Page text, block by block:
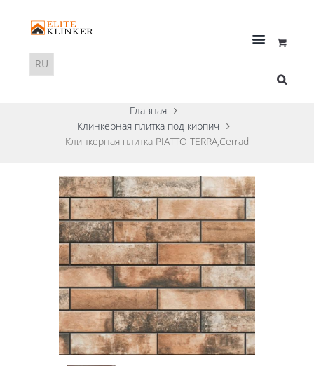
Главная
Клинкерная плитка под кирпич
Клинкерная плитка PIATTO TERRA,Cerrad